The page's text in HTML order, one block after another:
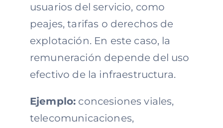
usuarios del servicio, como
peajes, tarifas o derechos de
explotación. En este caso, la
remuneración depende del uso
efectivo de la infraestructura.
Ejemplo: concesiones viales,
telecomunicaciones,